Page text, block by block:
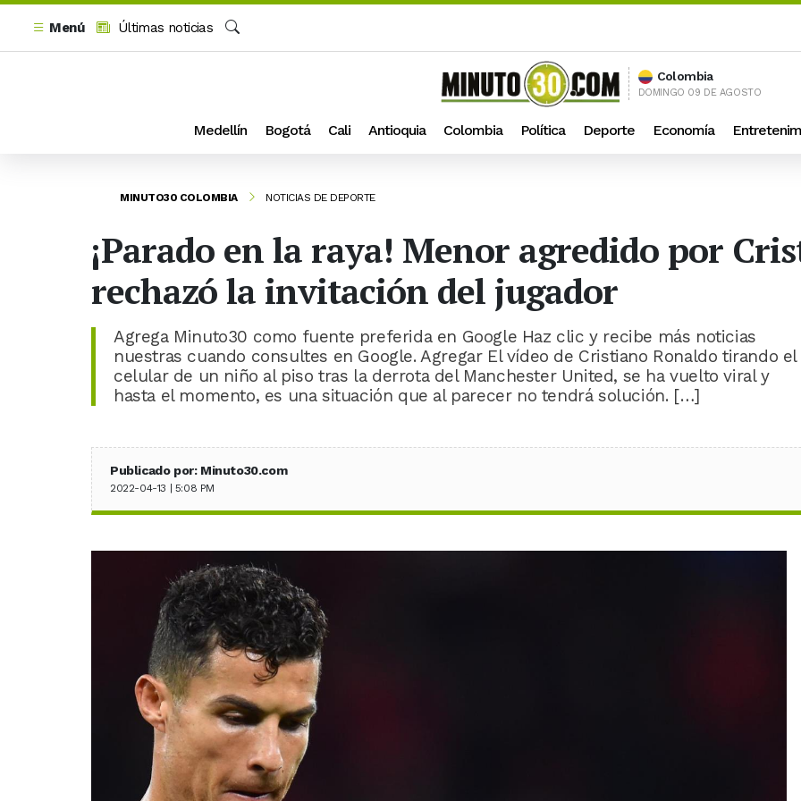
Menú
Últimas noticias
Buscar
Colombia
DOMINGO 09 DE AGOSTO
Medellín Bogotá Cali Antioquia Colombia Política Deporte Economía
MINUTO30 COLOMBIA NOTICIAS DE DEPORTE
¡Parado en la raya! Menor agredido por
rechazó la invitación del jugador
Agrega Minuto30 como fuente preferida en Google Haz clic y recibe más noticias
nuestras cuando consultes en Google. Agregar El vídeo de Cristiano Ronaldo tirando el
celular de un niño al piso tras la derrota del Manchester United, se ha vuelto viral y
hasta el momento, es una situación que al parecer no tendrá solución. […]
Publicado por: Minuto30.com
2022-04-13 | 5:08 PM